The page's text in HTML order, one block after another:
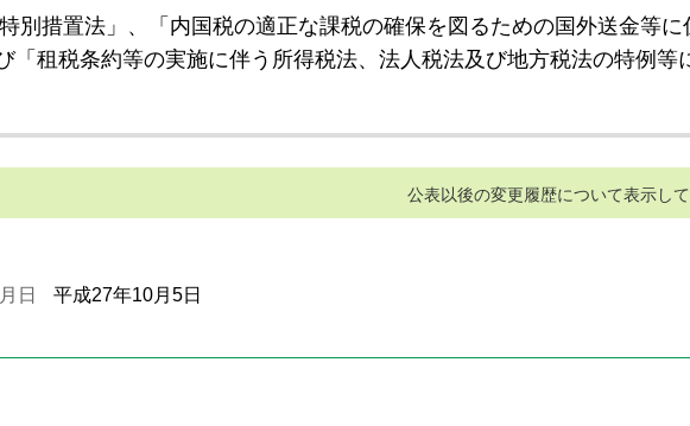
別措置法」、「内国税の適正な課税の確保を図るための国外送金等に
「租税条約等の実施に伴う所得税法、法人税法及び地方税法の特例等
公表以後の変更履歴について表示して
日 平成27年10月5日